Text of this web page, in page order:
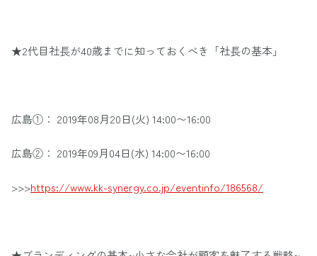
★2代目社長が40歳までに知っておくべき「社長の基本」
広島①： 2019年08月20日(火) 14:00〜16:00
広島②： 2019年09月04日(水) 14:00〜16:00
>>>https://www.kk-synergy.co.jp/eventinfo/186568/